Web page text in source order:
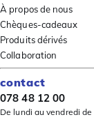
À propos de nous
Chèques-cadeaux
Produits dérivés
Collaboration
contact
078 48 12 00
De lundi au vendredi